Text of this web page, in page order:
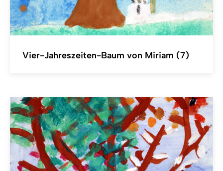
Vier-Jahreszeiten-Baum von Miriam (7)